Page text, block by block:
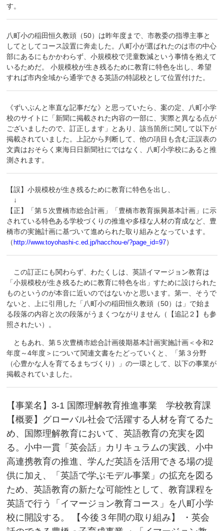
す。
八町小の稲田恒久教頭（50）は昨年度まで、市教委の指導主事と
してとしてコース設置に奔走した。八町小が選ばれたのは市の中心
部にあるにもかかわらず、小規模校で児童数減という事情を抱えて
いるためだ。 小規模校が生き残るために教育に特色を出し、希望
すれば市内全域から通学できる英語の特認校として位置付けた。
《ずいぶんと率直な記事だな》と思っていたら、案の定、八町小学
校のサイトに「新聞に掲載された内容の一部に、実際と異なる点が
ございましたので、訂正します」とあり、該当箇所に関して以下が
掲載されていました。上記から判断して、他の項目も含む正誤表の
文責はおそらく東海日日新聞社にではなく、八町小学校にあると推
測されます。
【誤】小規模校が生き残るために教育に特色を出し、
↓
【正】「第５次豊橋市総合計画」「豊橋市教育振興基本計画」に示
されている特色ある学校づくりの推進や多様な人材の育成など、豊
橋市の実施計画に基づいて進められた取り組みとなっています。
（http://www.toyohashi-c.ed.jp/hacchou-e/?page_id=97）
この訂正にも関わらず、わたくしは、英語イマージョン教育は
「小規模校が生き残るために教育に特色を出」すために設けられた
ものというのが本音に近いのではないかと思います。第一、そうで
ないと、上に引用した「八町小の稲田恒久教頭（50）は」で始ま
る段落の内容と次の段落がうまくつながりません（【追記２】も参
照されたい）。
ともあれ、第５次豊橋市総合計画後期基本計画実施計画＜令和2
年度～4年度＞について関連文書をたどっていくと、「第３分野
（心豊かな人を育てるまちづくり）」の一環として、以下の事業が
掲載されていました。
【事業名】3-1 国際理解教育推進事業 学校教育課
【概要】グローバル社会で活躍する人材を育てるた
め、国際理解教育において、英語教育の充実を図
る。小中一貫「英会話」カリキュラムの実践、小中
高連携教育の推進、学んだ英語を活用できる場の提
供に加え、「英語で学ぶモデル事業」の拡充を図る
ため、英語教育の新たな可能性として、教育課程を
英語で行う「イマージョン教育コース」を八町小学
校に開設する。 【今後３年間の取り組み】 ・英会